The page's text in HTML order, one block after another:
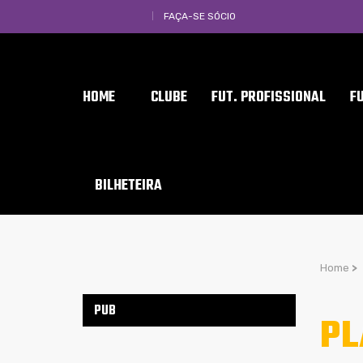
FAÇA-SE SÓCIO
HOME CLUBE FUT. PROFISSIONAL
BILHETEIRA
Home >
PUB